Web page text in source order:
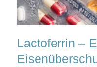
Lactoferrin –